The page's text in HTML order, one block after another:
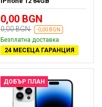
0,00 BGN
0,00 BGN -0,00 BGN
Безплатна доставка
24 МЕСЕЦА ГАРАНЦИЯ
ДОБЪР ПЛАН